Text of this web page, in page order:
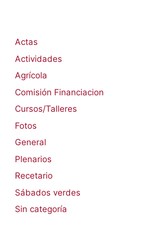
Actas
Actividades
Agrícola
Comisión Financiacion
Cursos/Talleres
Fotos
General
Plenarios
Recetario
Sábados verdes
Sin categoría